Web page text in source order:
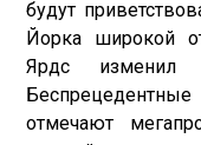
будут
Йорка широкой
Ярдс изменил
отмечают